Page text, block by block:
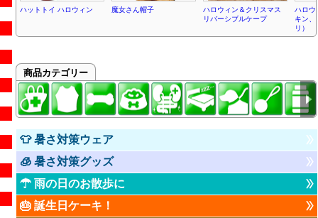
ハットトイ ハロウィン 魔女さん帽子
ハロウィン＆クリスマス
リバーシブルケープ
ハロウ
キン、
リ）
商品カテゴリー
👕 暑さ対策ウェア
🧊 暑さ対策グッズ
☂ 雨の日のお散歩に
🎂 誕生日ケーキ！